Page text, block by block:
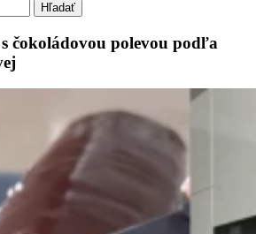
Hľadať
čokoládovou polevou podľa